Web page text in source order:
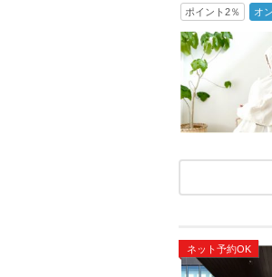
ポイント2％ オ
ネット予約OK